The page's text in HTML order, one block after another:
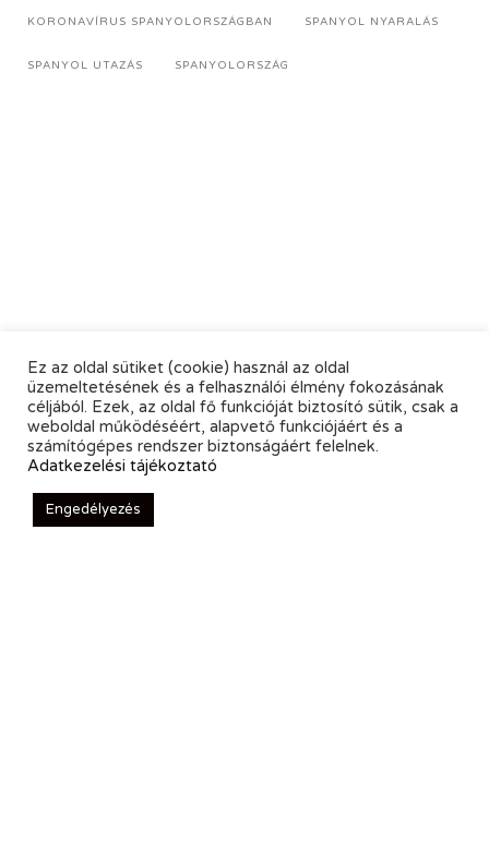
KORONAVÍRUS SPANYOLORSZÁGBAN SPANYOL NYARALÁS
SPANYOL UTAZÁS SPANYOLORSZÁG
Ez az oldal sütiket (cookie) használ az oldal
üzemeltetésének és a felhasználói élmény fokozásának
céljából. Ezek, az oldal fő funkcióját biztosító sütik, csak a
weboldal működéséért, alapvető funkciójáért és a
számítógépes rendszer biztonságáért felelnek.
Adatkezelési tájékoztató
Engedélyezés